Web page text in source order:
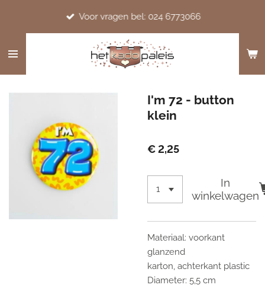
de
Voor vragen bel: 024 6773066
I'm 72 - button
klein
€ 2,25
In
winkelwagen
Materiaal: voorkant
glanzend
karton, achterkant plastic
Diameter: 5,5 cm